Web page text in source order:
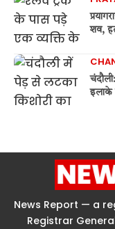
शव,
इलाके
News Report — a
Registrar